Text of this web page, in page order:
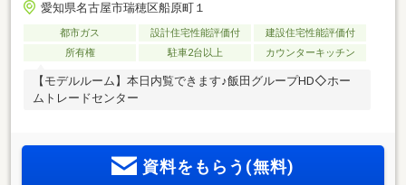
愛知県名古屋市瑞穂区船原町１
都市ガス 設計住宅性能評価付
建設住宅性能評価付
所有権
駐車2台以上 カウンターキッチン
【モデルルーム】本日内覧できます♪飯田グループHD◇ホー
ムトレードセンター
資料をもらう(無料)